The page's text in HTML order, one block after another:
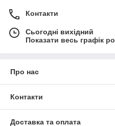
Контакти
Сьогодні вихідний
Показати весь графік
Про нас
Контакти
Доставка та оплата